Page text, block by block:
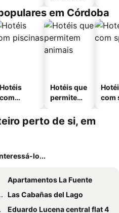
em Córdoba
Hotéis
com
Hotéis que
permitem
com
perto de si, em
lo...
Apartamentos La Fuente
Las Cabañas del Lago
Eduardo Lucena central flat 4